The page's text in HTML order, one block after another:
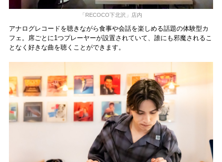
「RECOCO下北沢」店内
アナログレコードを聴きながら食事や会話を楽しめる話題の体験型カ
フェ。席ごとに1つプレーヤーが設置されていて、誰にも邪魔されるこ
となく好きな曲を聴くことができます。